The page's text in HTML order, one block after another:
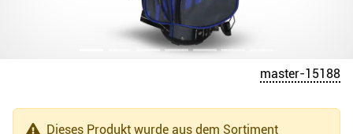
master-15188
Dieses Produkt wurde aus dem Sortiment